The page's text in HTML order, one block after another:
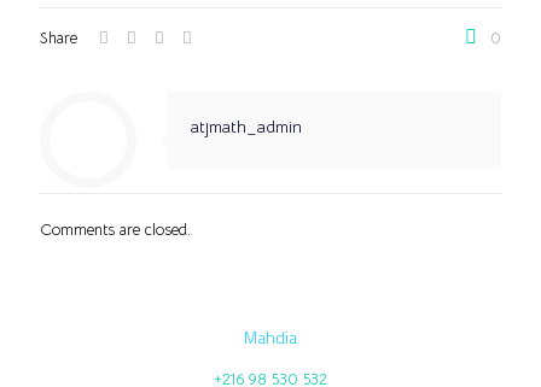
Share 0
atjmath_admin
Comments are closed.
Mahdia
+216 98 530 532